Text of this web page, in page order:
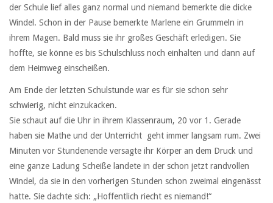
der Schule lief alles ganz normal und niemand bemerkte die dicke
Windel. Schon in der Pause bemerkte Marlene ein Grummeln in
ihrem Magen. Bald muss sie ihr großes Geschäft erledigen. Sie
hoffte, sie könne es bis Schulschluss noch einhalten und dann auf
dem Heimweg einscheißen.
Am Ende der letzten Schulstunde war es für sie schon sehr
schwierig, nicht einzukacken.
Sie schaut auf die Uhr in ihrem Klassenraum, 20 vor 1. Gerade
haben sie Mathe und der Unterricht geht immer langsam rum. Zwei
Minuten vor Stundenende versagte ihr Körper an dem Druck und
eine ganze Ladung Scheiße landete in der schon jetzt randvollen
Windel, da sie in den vorherigen Stunden schon zweimal eingenässt
hatte. Sie dachte sich: „Hoffentlich riecht es niemand!“